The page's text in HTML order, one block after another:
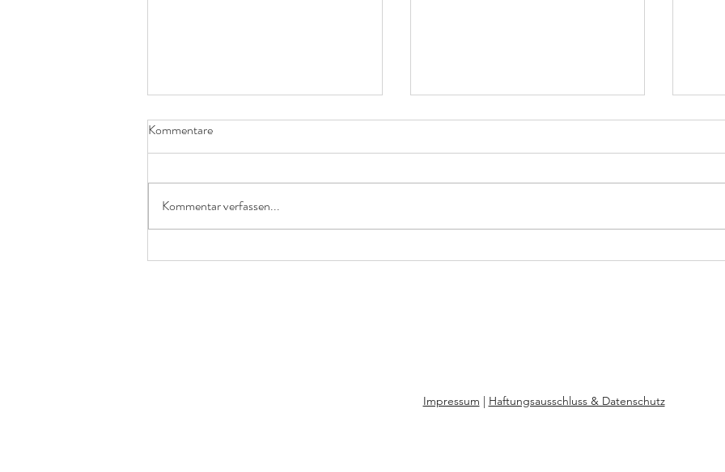
Mariannes 3. Geburt - HBAC,
Niluka - Adoption,
Kommentare
Kommentar verfassen...
Impressum Haftungsausschluss & Datenschutz